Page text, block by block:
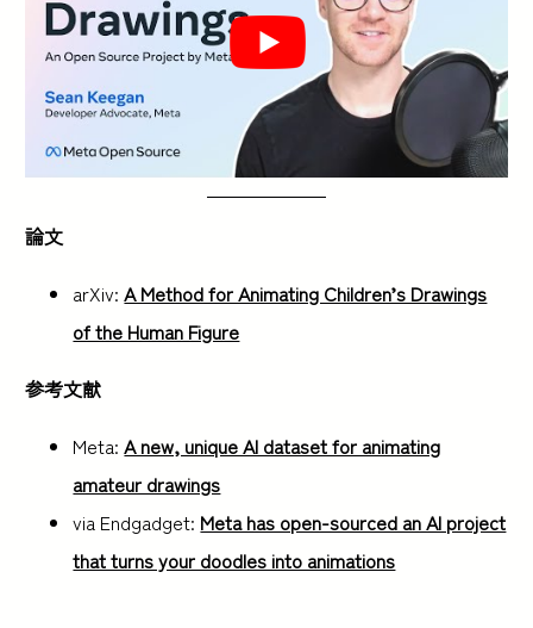
論文
arXiv:A Method for Animating Children’s Drawings
of the Human Figure
参考文献
Meta:A new, unique AI dataset for animating
amateur drawings
via Endgadget: Meta has open-sourced an AI project
that turns your doodles into animations